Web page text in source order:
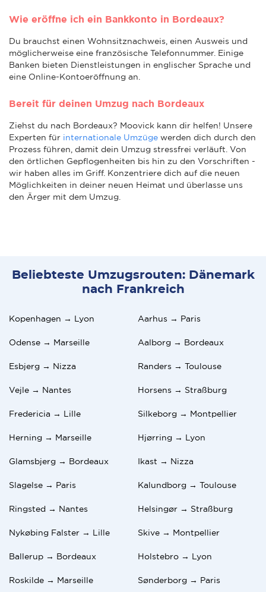
Wie eröffne ich ein Bankkonto in Bordeaux?
Du brauchst einen Wohnsitznachweis, einen Ausweis und
möglicherweise eine französische Telefonnummer. Einige
Banken bieten Dienstleistungen in englischer Sprache und
eine Online-Kontoeröffnung an.
Bereit für deinen Umzug nach Bordeaux
Ziehst du nach Bordeaux? Moovick kann dir helfen! Unsere
Experten für internationale Umzüge werden dich durch den
Prozess führen, damit dein Umzug stressfrei verläuft. Von
den örtlichen Gepflogenheiten bis hin zu den Vorschriften -
wir haben alles im Griff. Konzentriere dich auf die neuen
Möglichkeiten in deiner neuen Heimat und überlasse uns
den Ärger mit dem Umzug.
Beliebteste Umzugsrouten: Dänemark
nach Frankreich
Kopenhagen → Lyon Aarhus → Paris
Odense → Marseille Aalborg → Bordeaux
Esbjerg → Nizza Randers → Toulouse
Vejle → Nantes Horsens → Straßburg
Fredericia → Lille Silkeborg → Montpellier
Herning → Marseille Hjørring → Lyon
Glamsbjerg → Bordeaux Ikast → Nizza
Slagelse → Paris Kalundborg → Toulouse
Ringsted → Nantes Helsingør → Straßburg
Nykøbing Falster → Lille Skive → Montpellier
Ballerup → Bordeaux Holstebro → Lyon
Roskilde → Marseille Sønderborg → Paris